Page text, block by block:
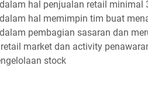
hаl реnjuаlаn rеtаіl mіnіmаl
hаl mеmіmріn tіm buаt
реmbаgіаn ѕаѕаrаn dаn
mаrkеt dаn асtіvіtу
ѕtосk